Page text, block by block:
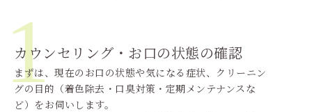
1
カウンセリング・お口の状態の確認
まずは、現在のお口の状態や気になる症状、クリーニン
グの目的（着色除去・口臭対策・定期メンテナンスな
ど）をお伺いします。